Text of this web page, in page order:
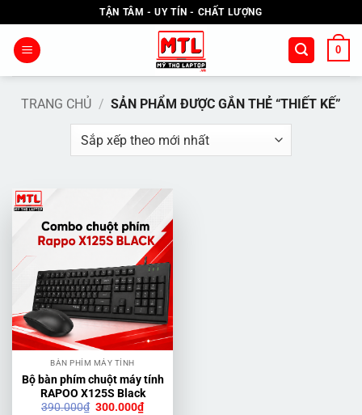
qua
nội
TẬN TÂM - UY TÍN - CHẤT LƯỢNG
0
TRANG CHỦ / SẢN PHẨM ĐƯỢC GẮN THẺ “THIẾT KẾ”
BÀN PHÍM MÁY TÍNH
Bộ bàn phím chuột máy tính
RAPOO X125S Black
390.000₫ Giá
300.000₫Giá